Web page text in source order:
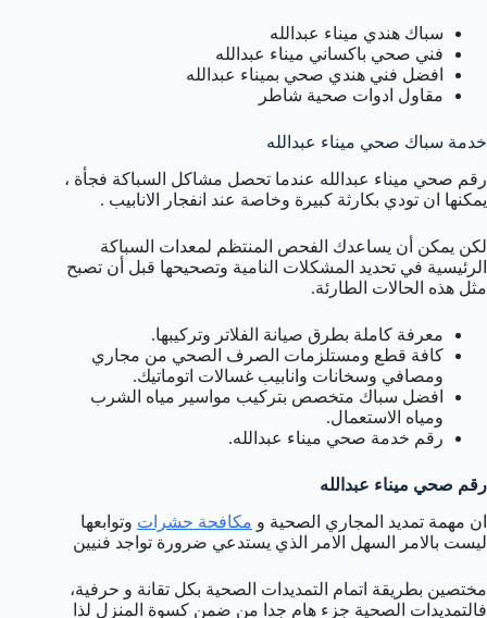
سباك هندي ميناء عبدالله
فني صحي باكساني ميناء عبدالله
افضل فني هندي صحي بميناء عبدالله
مقاول ادوات صحية شاطر
خدمة سباك صحي ميناء عبدالله
رقم صحي ميناء عبدالله عندما تحصل مشاكل السباكة فجأة ،
يمكنها ان تودي بكارثة كبيرة وخاصة عند انفجار الانابيب .
لكن يمكن أن يساعدك الفحص المنتظم لمعدات السباكة
الرئيسية في تحديد المشكلات النامية وتصحيحها قبل أن تصبح
مثل هذه الحالات الطارئة.
معرفة كاملة بطرق صيانة الفلاتر وتركيبها.
كافة قطع ومستلزمات الصرف الصحي من مجاري
ومصافي وسخانات وانابيب غسالات اتوماتيك.
افضل سباك متخصص بتركيب مواسير مياه الشرب
ومياه الاستعمال.
رقم خدمة صحي ميناء عبدالله.
رقم صحي ميناء عبدالله
ان مهمة تمديد المجاري الصحية و مكافحة حشرات وتوابعها
ليست بالامر السهل الامر الذي يستدعي ضرورة تواجد فنيين
مختصين بطريقة اتمام التمديدات الصحية بكل تقانة و حرفية،
فالتمديدات الصحية جزء هام جدا من ضمن كسوة المنزل لذا